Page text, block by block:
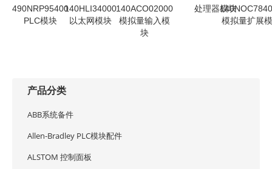
490NRP95400
PLC模块
140HLI34000
以太网模块
140ACO02000
模拟量输入模
块
处理器模块
模拟量扩展
产品分类
ABB系统备件
Allen-Bradley PLC模块配件
ALSTOM 控制面板